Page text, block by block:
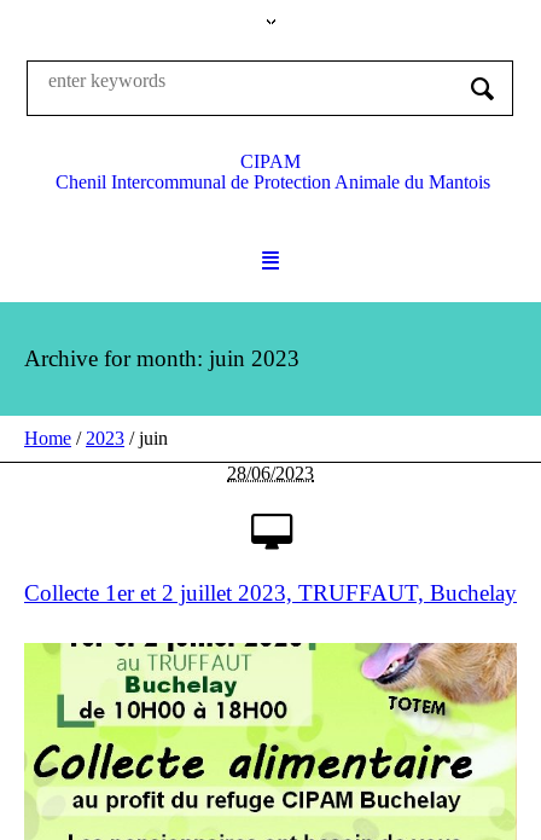
CIPAM
Chenil Intercommunal de Protection Animale du Mantois
Archive for month: juin 2023
Home / 2023 /juin
28/06/2023
Collecte 1er et 2 juillet 2023, TRUFFAUT, Buchelay